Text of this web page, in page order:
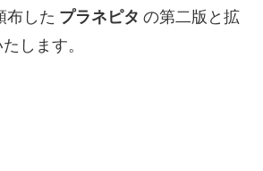
布した プラネピタ の第二版と拡
します。